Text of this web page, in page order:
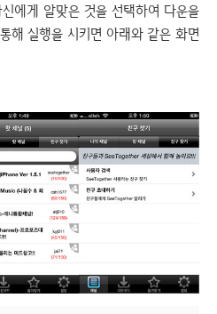
에게 알맞은 것을 선택하여 다운을
해 실행을 시키면 아래와 같은 화면